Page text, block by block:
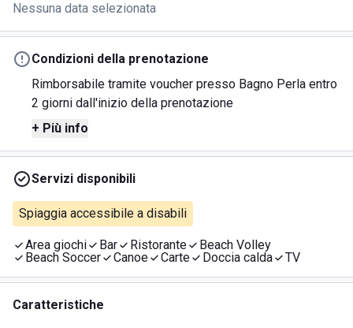
Nessuna data selezionata
Condizioni della prenotazione
Rimborsabile tramite voucher presso Bagno Perla entro
2 giorni dall'inizio della prenotazione
+ Più info
Servizi disponibili
Spiaggia accessibile a disabili
Area giochi Bar Ristorante
Beach Volley
Beach Soccer
Canoe Carte Doccia calda TV
Caratteristiche